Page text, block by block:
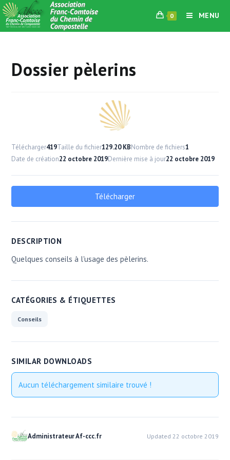
Skip
to
content
0 MENU
Dossier pèlerins
Télécharger419Taille du fichier129.20 KBNombre de fichiers1
Date de création22 octobre 2019Dernière mise à jour22 octobre 2019
Télécharger
DESCRIPTION
Quelques conseils à l'usage des pèlerins.
CATÉGORIES & ÉTIQUETTES
Conseils
SIMILAR DOWNLOADS
Aucun téléchargement similaire trouvé !
Administrateur Af-ccc.fr Updated 22 octobre 2019